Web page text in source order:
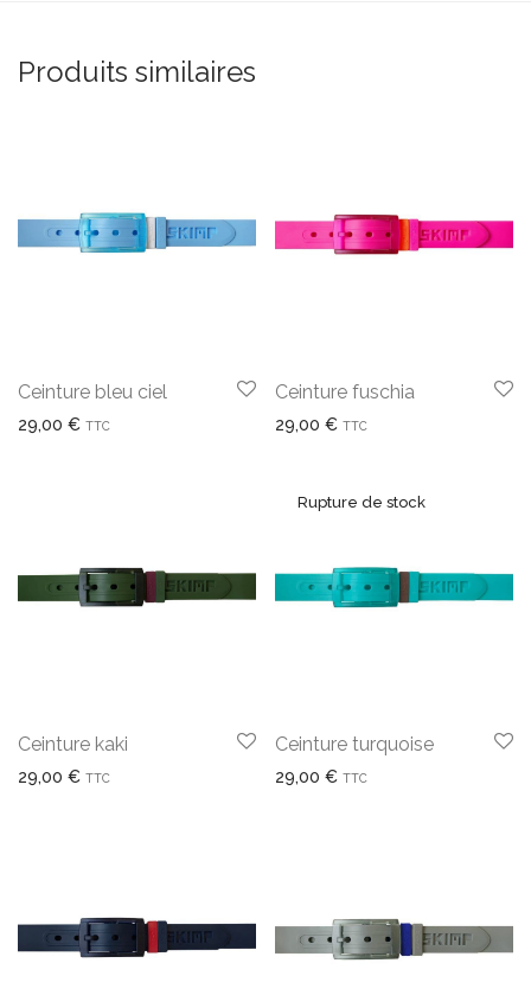
Produits similaires
Ceinture bleu ciel
29,00 € TTC
Ceinture fuschia
29,00 € TTC
Ceinture kaki
29,00 € TTC
Ceinture turquoise
29,00 € TTC